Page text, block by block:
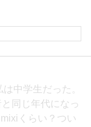
中学生だった。
同じ年代になっ
くらい？つい